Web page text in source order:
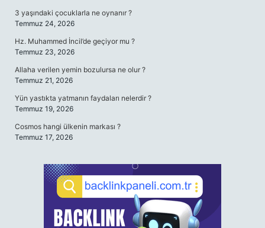
3 yaşındaki çocuklarla ne oynanır ?
Temmuz 24, 2026
Hz. Muhammed İncil’de geçiyor mu ?
Temmuz 23, 2026
Allaha verilen yemin bozulursa ne olur ?
Temmuz 21, 2026
Yün yastıkta yatmanın faydaları nelerdir ?
Temmuz 19, 2026
Cosmos hangi ülkenin markası ?
Temmuz 17, 2026